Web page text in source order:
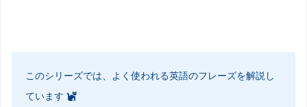
このシリーズでは、よく使われる英語のフレーズを解説し
ています